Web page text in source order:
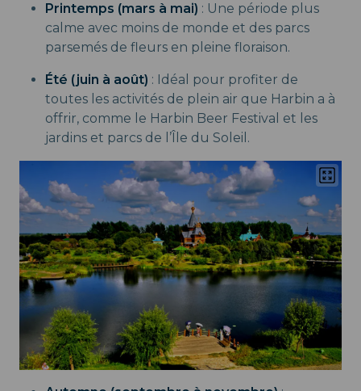
Printemps (mars à mai) : Une période plus
calme avec moins de monde et des parcs
parsemés de fleurs en pleine floraison.
Été (juin à août) : Idéal pour profiter de
toutes les activités de plein air que Harbin a à
offrir, comme le Harbin Beer Festival et les
jardins et parcs de l’Île du Soleil.